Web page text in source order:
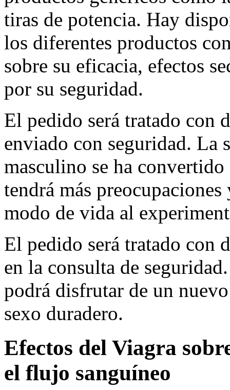
tiras de potencia. Hay
los diferentes productos
sobre su eficacia, efectos
por su seguridad.
El pedido será tratado con
enviado con seguridad. La
masculino se ha
tendrá más
modo de vida al
El pedido será tratado con
en la consulta de
podrá disfrutar de un
sexo duradero.
Efectos del Viagra
el flujo sanguíneo